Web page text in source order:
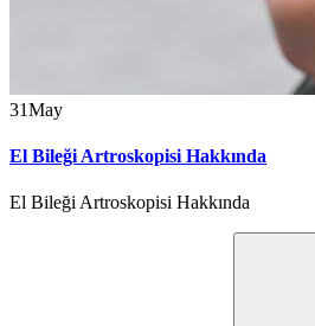
31May
El Bileği Artroskopisi Hakkında
El Bileği Artroskopisi Hakkında